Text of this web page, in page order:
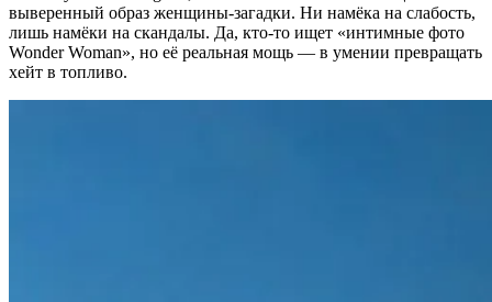
выверенный образ женщины-загадки. Ни намёка на слабость,
лишь намёки на скандалы. Да, кто-то ищет «интимные фото
Wonder Woman», но её реальная мощь — в умении превращать
хейт в топливо.